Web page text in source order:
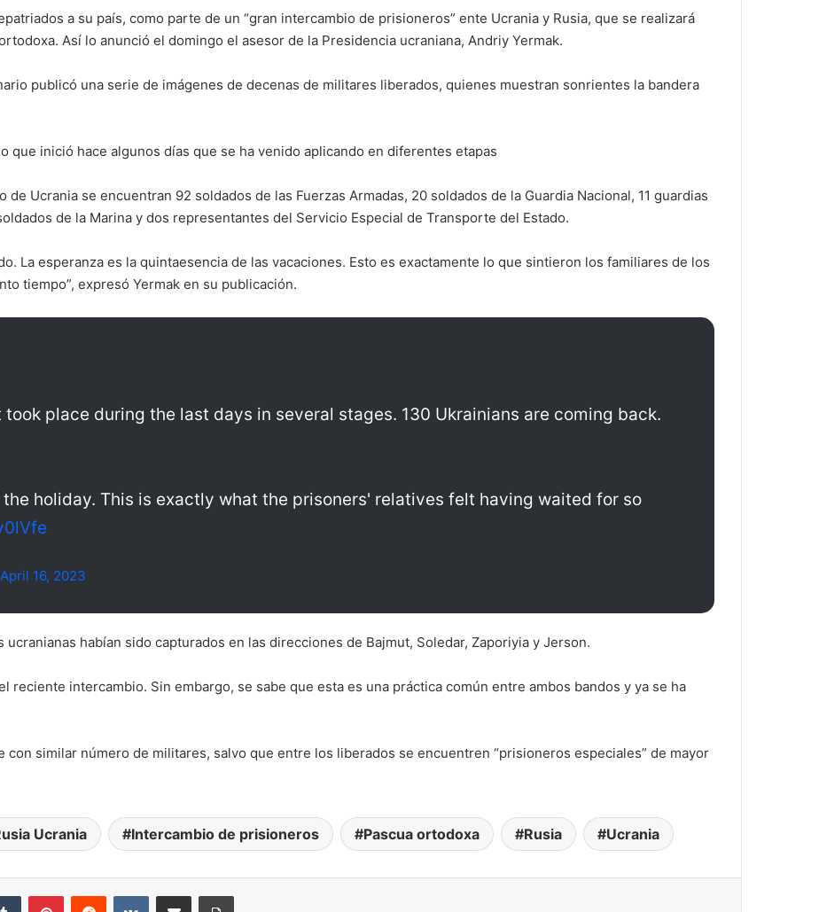
a su país, como parte de un “gran intercambio de prisioneros” ente Ucrania y Rusia, que se realizará
Así lo anunció el domingo el asesor de la Presidencia ucraniana, Andriy Yermak.
publicó una serie de imágenes de decenas de militares liberados, quienes muestran sonrientes la bandera
que inició hace algunos días que se ha venido aplicando en diferentes etapas
Ucrania se encuentran 92 soldados de las Fuerzas Armadas, 20 soldados de la Guardia Nacional, 11 guardias
de la Marina y dos representantes del Servicio Especial de Transporte del Estado.
La esperanza es la quintaesencia de las vacaciones. Esto es exactamente lo que sintieron los familiares de los
tiempo”, expresó Yermak en su publicación.
took place during the last days in several stages. 130 Ukrainians are coming back.
holiday. This is exactly what the prisoners' relatives felt having waited for so
April 16, 2023
habían sido capturados en las direcciones de Bajmut, Soledar, Zaporiyia y Jerson.
reciente intercambio. Sin embargo, se sabe que esta es una práctica común entre ambos bandos y ya se ha
similar número de militares, salvo que entre los liberados se encuentren “prisioneros especiales” de mayor
Ucrania Intercambio de prisioneros Pascua ortodoxa Rusia Ucrania
Tumblr PinterestReddit VKontakteCompartir por correo electrónicoImprimir